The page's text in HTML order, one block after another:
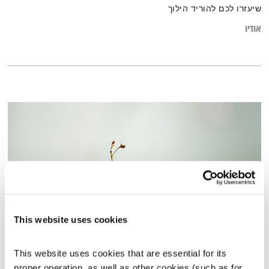
This website uses cookies
This website uses cookies that are essential for its
שיעזרו לכם להוריד הילוך
אודיו
אלון נוימן